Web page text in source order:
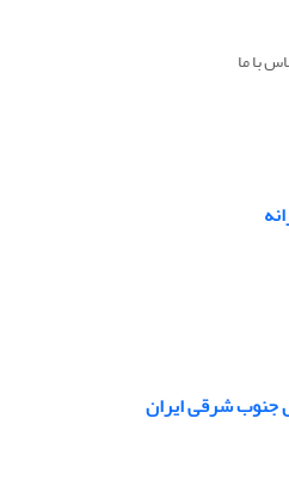
با ما
جنوب شرقی ایران